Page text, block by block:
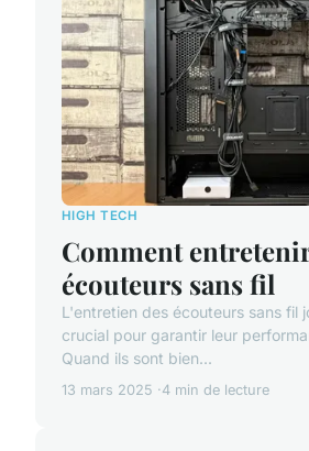
HIGH TECH
Comment
écouteurs sans fil
L'entretien des écouteurs sans fil
crucial pour garantir leur
Quand ils sont bien...
13 mars 2025 4 min de lecture